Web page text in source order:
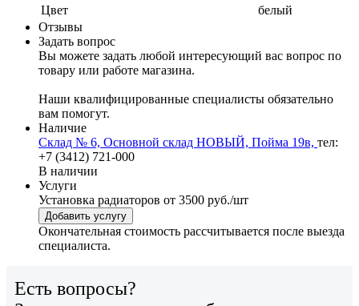
Цвет
белый
Отзывы
Задать вопрос
Вы можете задать любой интересующий вас вопрос по
товару или работе магазина.
Наши квалифицированные специалисты обязательно
вам помогут.
Наличие
Склад № 6, Основной склад НОВЫЙ, Пойма 19в, тел:
+7 (3412) 721-000
В наличии
Услуги
Установка радиаторов от 3500 руб./шт
Добавить услугу
Окончательная стоимость рассчитывается после выезда
специалиста.
Есть вопросы?